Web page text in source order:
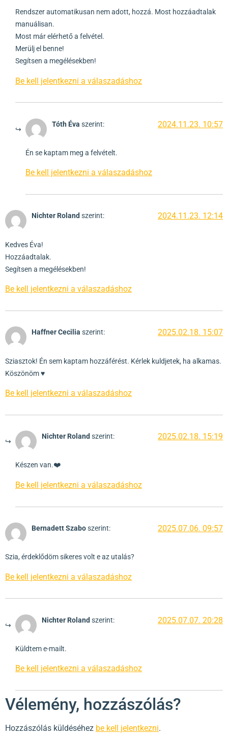
Rendszer automatikusan nem adott, hozzá. Most hozzáadtalak
manuálisan.
Most már elérhető a felvétel.
Merülj el benne!
Segítsen a megélésekben!
Be kell jelentkezni a válaszadáshoz
Tóth Éva szerint: 2024.11.23. 10:57
Én se kaptam meg a felvételt.
Be kell jelentkezni a válaszadáshoz
Nichter Roland szerint: 2024.11.23. 12:14
Kedves Éva!
Hozzáadtalak.
Segítsen a megélésekben!
Be kell jelentkezni a válaszadáshoz
Haffner Cecilia szerint: 2025.02.18. 15:07
Sziasztok! Én sem kaptam hozzáférést. Kérlek kuldjetek, ha alkamas.
Köszönöm ♥️
Be kell jelentkezni a válaszadáshoz
Nichter Roland szerint: 2025.02.18. 15:19
Készen van.❤️
Be kell jelentkezni a válaszadáshoz
Bernadett Szaboszerint: 2025.07.06. 09:57
Szia, érdeklődöm sikeres volt e az utalás?
Be kell jelentkezni a válaszadáshoz
Nichter Roland szerint: 2025.07.07. 20:28
Küldtem e-mailt.
Be kell jelentkezni a válaszadáshoz
Vélemény, hozzászólás?
Hozzászólás küldéséhez be kell jelentkezni.